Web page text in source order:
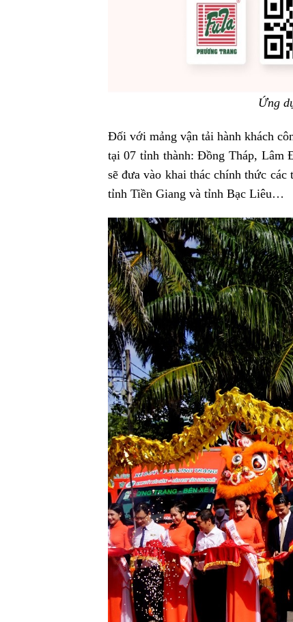
Ứng
Đối với mảng vận tải hành khách
tại 07 tỉnh thành: Đồng Tháp, Lâm
sẽ đưa vào khai thác chính thức
tỉnh Tiền Giang và tỉnh Bạc Liêu…